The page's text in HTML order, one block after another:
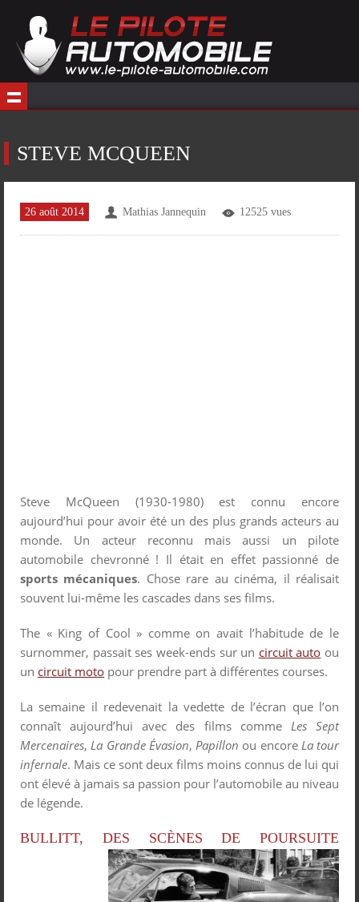
STEVE MCQUEEN
26 août 2014 Mathias Jannequin 12525 vues
Steve McQueen (1930-1980) est connu encore
aujourd’hui pour avoir été un des plus grands acteurs au
monde. Un acteur reconnu mais aussi un pilote
automobile chevronné ! Il était en effet passionné de
sports mécaniques. Chose rare au cinéma, il réalisait
souvent lui-même les cascades dans ses films.
The « King of Cool » comme on avait l’habitude de le
surnommer, passait ses week-ends sur un circuit auto ou
un circuit moto pour prendre part à différentes courses.
La semaine il redevenait la vedette de l’écran que l’on
connaît aujourd’hui avec des films comme Les Sept
Mercenaires,La Grande Évasion, Papillon ou encore La tour
infernale. Mais ce sont deux films moins connus de lui qui
ont élevé à jamais sa passion pour l’automobile au niveau
de légende.
BULLITT, DES SCÈNES DE POURSUITE